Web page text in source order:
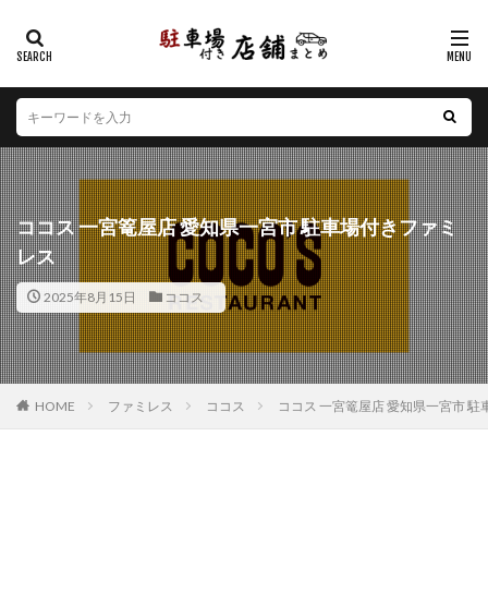
ココス 一宮篭屋店 愛知県一宮市 駐車場付きファミ
レス
2025年8月15日 ココス
HOME ファミレス ココス ココス 一宮篭屋店 愛知県一宮市 駐
カテゴリー
エリア
北海道 青森県 岩手県 宮城県
秋田県
山形県
福島県 茨城県 栃木県
群馬県
埼玉県
千葉県 東京都 神奈川県
新潟県
山梨県
長野県 富山県 石川県
福井県
岐阜県
静岡県 愛知県 三重県
滋賀県
京都府
大阪府 兵庫県 奈良県
和歌山県
鳥取県
島根県 岡山県 広島県
山口県
徳島県
香川県 愛媛県 高知県
福岡県
佐賀県
長崎県 熊本県 大分県
宮崎県